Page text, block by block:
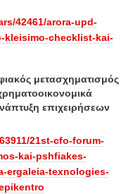
42461/arora-upd-
kleisimo-checklist-kai-
μετασχηματισμός
επιχειρήσεων
21st-cfo-forum-
kai-pshfiakes-
ergaleia-texnologies-